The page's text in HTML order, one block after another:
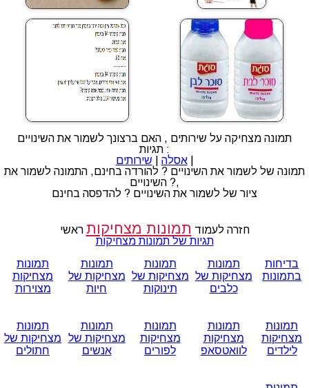
תמונה מצחיקה על שירותים , האם ברצונך לשמור את השינויים
תגיות :
אסלה
שירותים
|
תמונה של לשמור את השינויים ? להורדה בחינם, התמונה לשמור את
השינויים ?,
ציור של לשמור את השינויים ? להדפסה בחינם
חזרה לעמוד תמונות מצחיקות ראשי
תגיות של תמונות מצחיקות
בדיחות
בתמונות
תמונות
מצחיקות של
כלבים
תמונות
מצחיקות של
תינוקות
תמונות
מצחיקות של
חיות
תמונות
מצחיקות
מצוירות
תמונות
מצחיקות
לילדים
תמונות
מצחיקות
לוואטסאפ
תמונות
מצחיקות
לפורים
תמונות
מצחיקות של
אנשים
תמונות
מצחיקות של
חתולים